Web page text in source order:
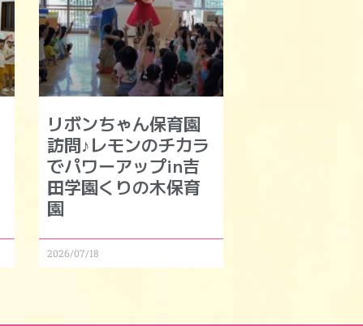
リボンちゃん保育園
訪問♪レモンのチカラ
でパワーアップin吉
田学園くりの木保育
園
2026/07/18